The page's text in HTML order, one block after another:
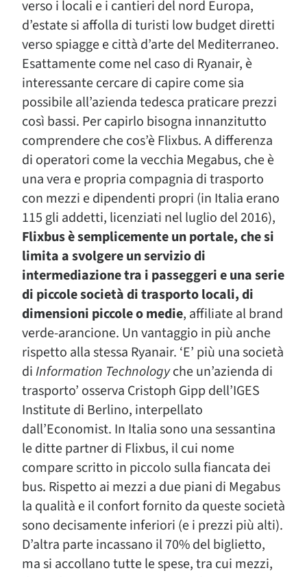
verso i locali e i cantieri del nord Europa,
d’estate si affolla di turisti low budget diretti
verso spiagge e città d’arte del Mediterraneo.
Esattamente come nel caso di Ryanair, è
interessante cercare di capire come sia
possibile all’azienda tedesca praticare prezzi
così bassi. Per capirlo bisogna innanzitutto
comprendere che cos’è Flixbus. A differenza
di operatori come la vecchia Megabus, che è
una vera e propria compagnia di trasporto
con mezzi e dipendenti propri (in Italia erano
115 gli addetti, licenziati nel luglio del 2016),
Flixbus è semplicemente un portale, che si
limita a svolgere un servizio di
intermediazione tra i passeggeri e una serie
di piccole società di trasporto locali, di
dimensioni piccole o medie, affiliate al brand
verde-arancione. Un vantaggio in più anche
rispetto alla stessa Ryanair. ‘E’ più una società
diInformation Technologyche un’azienda di
trasporto’ osserva Cristoph Gipp dell’IGES
Institute di Berlino, interpellato
dall’Economist. In Italia sono una sessantina
le ditte partner di Flixbus, il cui nome
compare scritto in piccolo sulla fiancata dei
bus. Rispetto ai mezzi a due piani di Megabus
la qualità e il confort fornito da queste società
sono decisamente inferiori (e i prezzi più alti).
D’altra parte incassano il 70% del biglietto,
ma si accollano tutte le spese, tra cui mezzi,